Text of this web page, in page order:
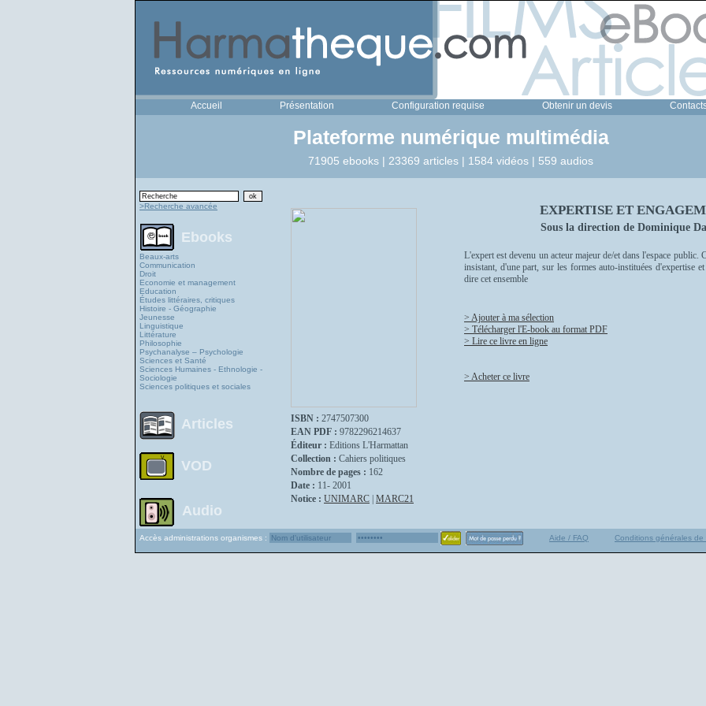
Accueil Présentation Configuration requise Obtenir un devis
Plateforme numérique multimédia
71905 ebooks | 23369 articles | 1584 vidéos | 559 audios
>Recherche avancée
Ebooks
Beaux-arts
Communication
Droit
Economie et management
Education
Études littéraires, critiques
Histoire - Géographie
Jeunesse
Linguistique
Littérature
Philosophie
Psychanalyse – Psychologie
Sciences et Santé
Sciences Humaines - Ethnologie -
Sociologie
Sciences politiques et sociales
Articles
VOD
Audio
ISBN : 2747507300
EAN PDF : 9782296214637
Éditeur : Editions L'Harmattan
Collection : Cahiers politiques
Nombre de pages : 162
Date : 11- 2001
Notice : UNIMARC MARC21
EXPERTISE ET
Sous la direction de Dominique
L'expert est devenu un acteur majeur de/et dans l'espace
insistant, d'une part, sur les formes auto-instituées d'expertise
dire cet ensemble
> Ajouter à ma sélection
> Télécharger l'E-book au format PDF
> Lire ce livre en ligne
> Acheter ce livre
Accès administrations organismes : Aide / FAQ Conditions générales de